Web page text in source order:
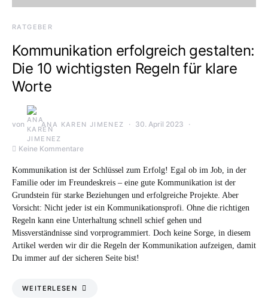
RATGEBER
Kommunikation erfolgreich gestalten:
Die 10 wichtigsten Regeln für klare
Worte
von ANA KAREN JIMENEZ 30. April 2023
Keine Kommentare
Kommunikation ist der Schlüssel zum Erfolg! Egal ob im Job, in der
Familie oder im Freundeskreis – eine gute Kommunikation ist der
Grundstein für starke Beziehungen und erfolgreiche Projekte. Aber
Vorsicht: Nicht jeder ist ein Kommunikationsprofi. Ohne die richtigen
Regeln kann eine Unterhaltung schnell schief gehen und
Missverständnisse sind vorprogrammiert. Doch keine Sorge, in diesem
Artikel werden wir dir die Regeln der Kommunikation aufzeigen, damit
Du immer auf der sicheren Seite bist!
WEITERLESEN